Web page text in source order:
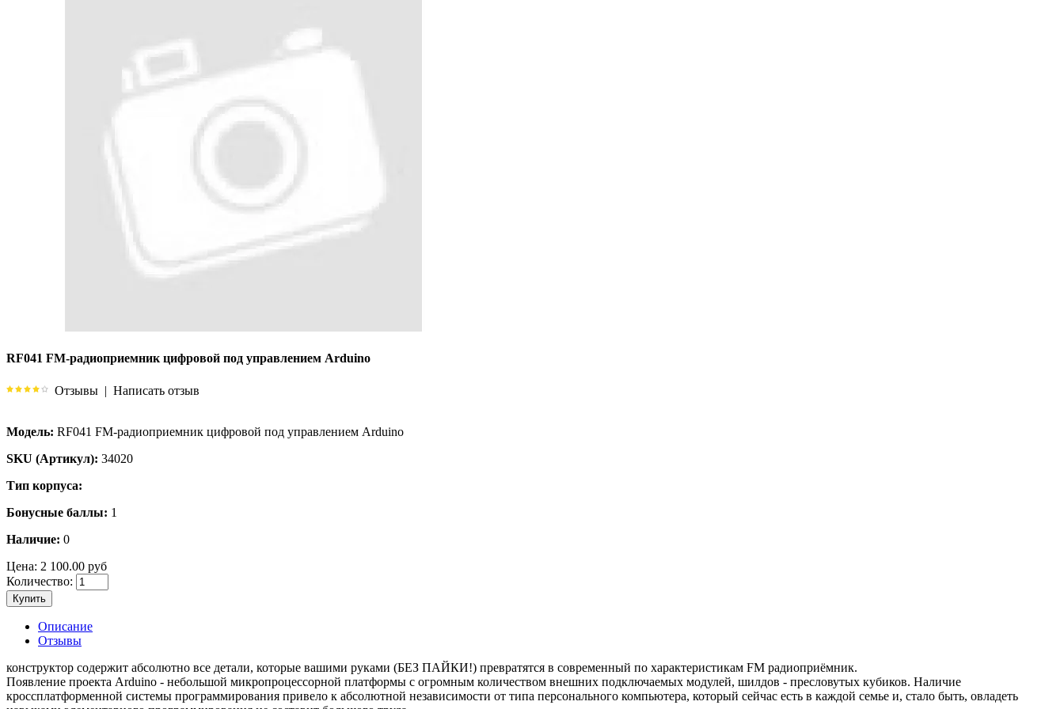
RF041 FM-радиоприемник цифровой под управлением Arduino
Отзывы | Написать отзыв
Модель: RF041 FM-радиоприемник цифровой под управлением Arduino
SKU (Артикул): 34020
Тип корпуса:
Бонусные баллы: 1
Наличие: 0
Цена: 2 100.00 руб
Количество:
Купить
Описание
Отзывы
конструктор содержит абсолютно все детали, которые вашими руками (БЕЗ ПАЙКИ!) превратятся в современный по характеристикам FM радиоприёмник.
Появление проекта Arduino - небольшой микропроцессорной платформы с огромным количеством внешних подключаемых модулей, шилдов - пресловутых кубиков. Наличие
кроссплатформенной системы программирования привело к абсолютной независимости от типа персонального компьютера, который сейчас есть в каждой семье и, стало быть, овладеть